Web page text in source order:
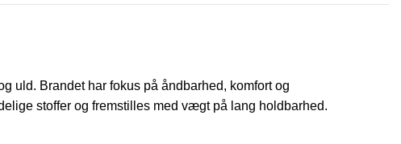
uld. Brandet har fokus på åndbarhed, komfort og
stoffer og fremstilles med vægt på lang holdbarhed.